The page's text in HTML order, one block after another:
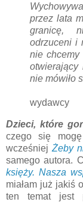
przez lata
granicę,
odrzuceni i
nie chcemy
otwierający
nie
wydawcy
Dzieci, które
czego się
wcześniejŻeby
samego autora.
księży. Nasza
miałam już jakiś
ten temat jest